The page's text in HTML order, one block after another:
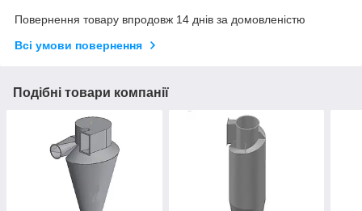
Повернення товару впродовж 14 днів за домовленістю
Всі умови повернення
Подібні товари компанії